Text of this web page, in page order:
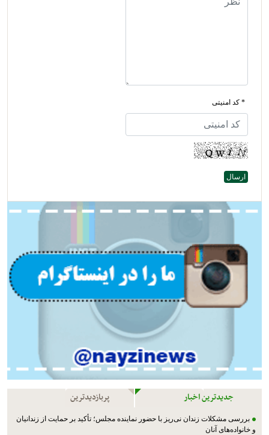
* کد امنیتی
جدیدترین اخبار پربازدیدترین
بررسی مشکلات زندان نی‌ریز با حضور نماینده مجلس؛ تأکید بر حمایت از زندانیان
و خانواده‌های آنان